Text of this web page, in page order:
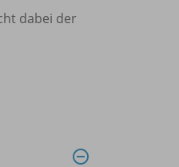
dabei der